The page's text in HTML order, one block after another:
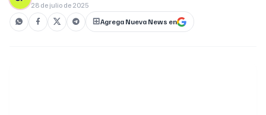
28 de julio de 2025
Agrega Nueva News en